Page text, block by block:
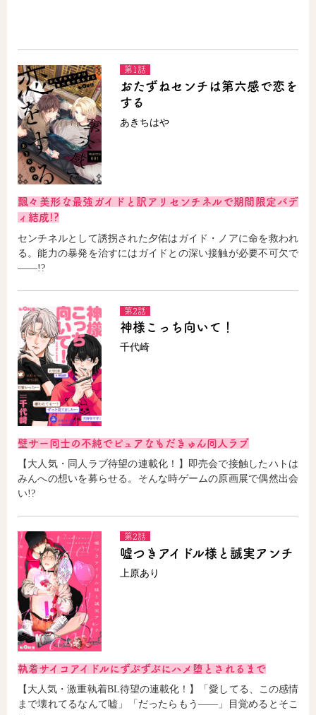
コミックエッセイ
第1話
おたずねセンチは第六感で恋を
する
あきちはや
飄々美形な最強ガイドと訳アリセンチネルで期間限定バデ
ィ結成!?
センチネルとして誘拐された夕佑はガイド・ノアに命を救われ
る。能力の暴発を治すにはガイドとの深い接触が必要不可欠で
――!?
第2話
神様こっち向いて！
千代崎
壁サー同士の不純でピュアなもだきゅん同人ラブ
【大人気・同人ラブ待望の連載化！】即売会で接触したハトは
みんへの想いを募らせる。そんな時ゲームの原画展で偶然出会
い!?
第2話
嘘つきアイドル様と誠実アンチ
上原あり
執着サイコアイドルにずぶずぶにハメ堕とされるまで
【大人気・激重執着BL待望の連載化！】「愛してる、この感情
まで壊れてるなんて嘘」「だったらもう――」目覚めるとそこ